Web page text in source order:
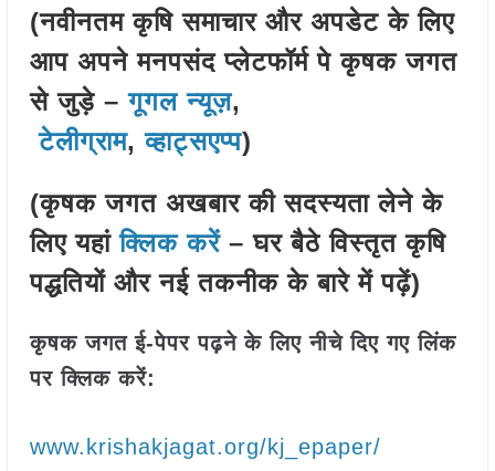
(नवीनतम कृषि समाचार और अपडेट के लिए
आप अपने मनपसंद प्लेटफॉर्म पे कृषक जगत
से जुड़े – गूगल न्यूज़,
टेलीग्राम,व्हाट्सएप्प)
(कृषक जगत अखबार की सदस्यता लेने के
लिए यहांक्लिक करें– घर बैठे विस्तृत कृषि
पद्धतियों और नई तकनीक के बारे में पढ़ें)
कृषक जगत ई-पेपर पढ़ने के लिए नीचे दिए गए लिंक
पर क्लिक करें:
www.krishakjagat.org/kj_epaper/